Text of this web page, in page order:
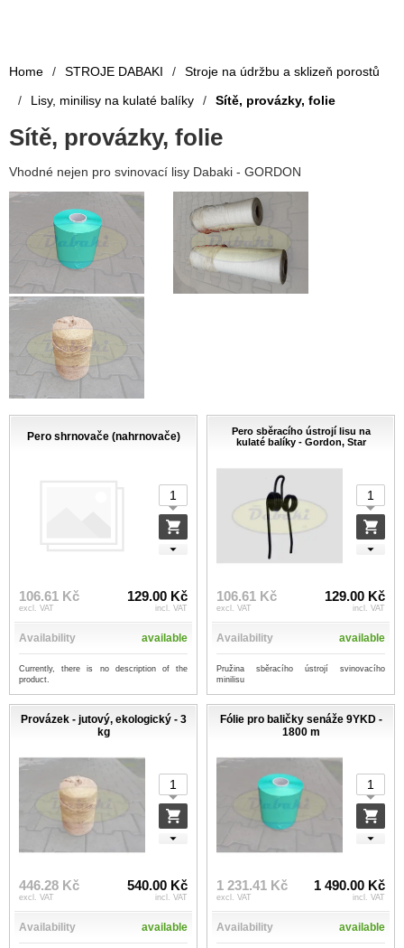
Home / STROJE DABAKI /
Stroje na údržbu a sklizeň porostů
/
Lisy, minilisy na kulaté balíky / Sítě, provázky, folie
Sítě, provázky, folie
Vhodné nejen pro svinovací lisy Dabaki - GORDON
Pero shrnovače (nahrnovače)
106.61 Kč
excl. VAT
129.00 Kč
incl. VAT
Availability available
Currently, there is no description of the
product.
Pero sběracího ústrojí lisu na
kulaté balíky - Gordon, Star
106.61 Kč
excl. VAT
129.00 Kč
incl. VAT
Availability available
Pružina sběracího ústrojí svinovacího
minilisu
Provázek - jutový, ekologický - 3
kg
446.28 Kč
excl. VAT
540.00 Kč
incl. VAT
Availability available
Fólie pro baličky senáže 9YKD -
1800 m
1 231.41 Kč
excl. VAT
1 490.00 Kč
incl. VAT
Availability available